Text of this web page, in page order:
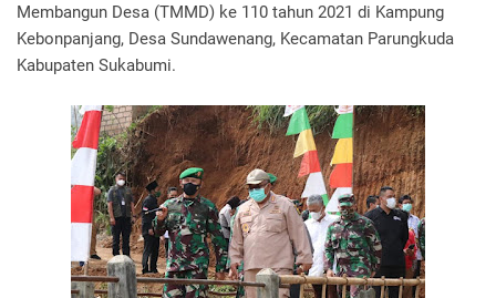
Membangun Desa (TMMD) ke 110 tahun 2021 di Kampung
Kebonpanjang, Desa Sundawenang, Kecamatan Parungkuda
Kabupaten Sukabumi.